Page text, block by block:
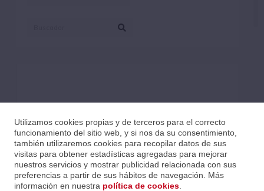
Utilizamos cookies propias y de terceros para el correcto
funcionamiento del sitio web, y si nos da su consentimiento,
también utilizaremos cookies para recopilar datos de sus
visitas para obtener estadísticas agregadas para mejorar
nuestros servicios y mostrar publicidad relacionada con sus
preferencias a partir de sus hábitos de navegación. Más
información en nuestra política de cookies